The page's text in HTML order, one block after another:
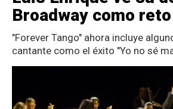
Broadway como reto
"Forever Tango" ahora incluye
cantante como el éxito "Yo no sé